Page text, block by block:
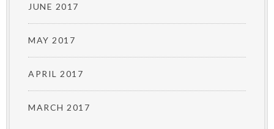
JUNE 2017
MAY 2017
APRIL 2017
MARCH 2017